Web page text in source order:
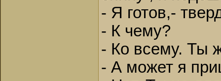
- Я готов,-
- К чему?
- Ко всему. Ты
- А может я